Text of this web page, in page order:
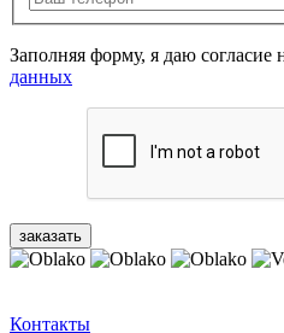
Заполняя форму, я даю согласие
данных
Контакты